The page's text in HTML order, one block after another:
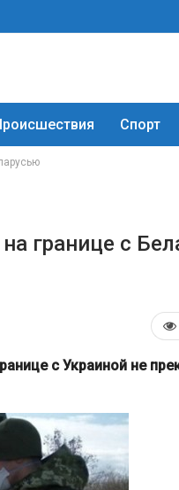
Спорт
границе с
с Украиной не